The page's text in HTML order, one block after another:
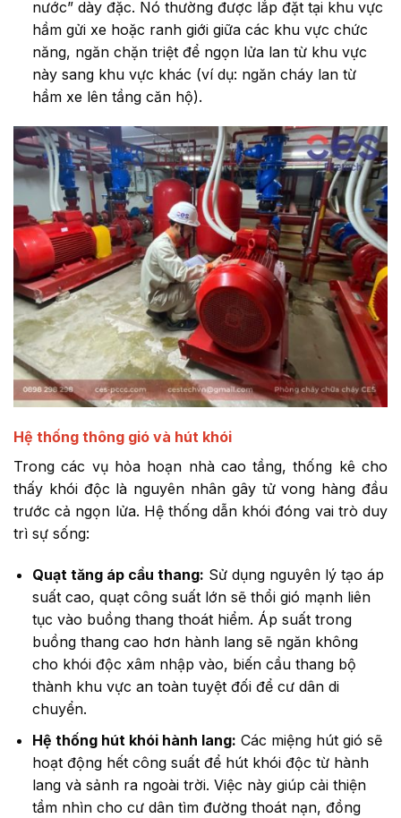
nước” dày đặc. Nó thường được lắp đặt tại khu vực
hầm gửi xe hoặc ranh giới giữa các khu vực chức
năng, ngăn chặn triệt để ngọn lửa lan từ khu vực
này sang khu vực khác (ví dụ: ngăn cháy lan từ
hầm xe lên tầng căn hộ).
Hệ thống thông gió và hút khói
Trong các vụ hỏa hoạn nhà cao tầng, thống kê cho
thấy khói độc là nguyên nhân gây tử vong hàng đầu
trước cả ngọn lửa. Hệ thống dẫn khói đóng vai trò duy
trì sự sống:
Quạt tăng áp cầu thang: Sử dụng nguyên lý tạo áp
suất cao, quạt công suất lớn sẽ thổi gió mạnh liên
tục vào buồng thang thoát hiểm. Áp suất trong
buồng thang cao hơn hành lang sẽ ngăn không
cho khói độc xâm nhập vào, biến cầu thang bộ
thành khu vực an toàn tuyệt đối để cư dân di
chuyển.
Hệ thống hút khói hành lang: Các miệng hút gió sẽ
hoạt động hết công suất để hút khói độc từ hành
lang và sảnh ra ngoài trời. Việc này giúp cải thiện
tầm nhìn cho cư dân tìm đường thoát nạn, đồng